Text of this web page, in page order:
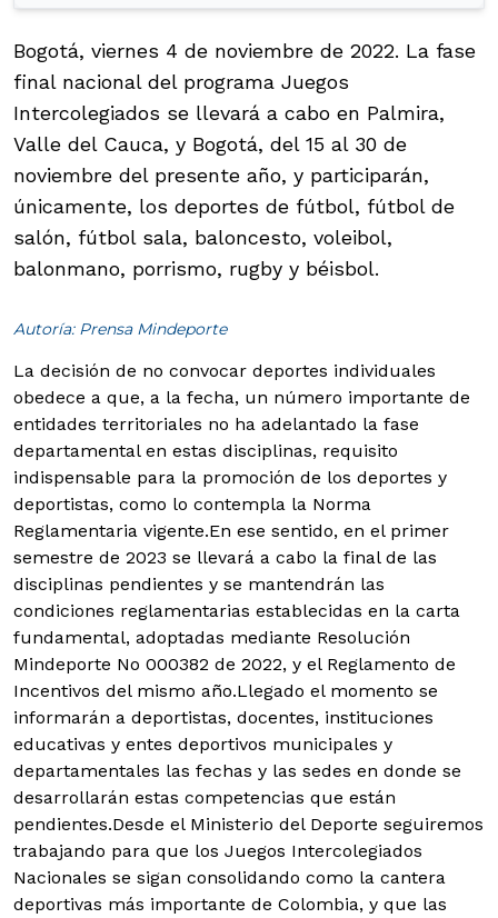
Bogotá, viernes 4 de noviembre de 2022. La fase
final nacional del programa Juegos
Intercolegiados se llevará a cabo en Palmira,
Valle del Cauca, y Bogotá, del 15 al 30 de
noviembre del presente año, y participarán,
únicamente, los deportes de fútbol, fútbol de
salón, fútbol sala, baloncesto, voleibol,
balonmano, porrismo, rugby y béisbol.
Autoría: Prensa Mindeporte
La decisión de no convocar deportes individuales
obedece a que, a la fecha, un número importante de
entidades territoriales no ha adelantado la fase
departamental en estas disciplinas, requisito
indispensable para la promoción de los deportes y
deportistas, como lo contempla la Norma
Reglamentaria vigente.En ese sentido, en el primer
semestre de 2023 se llevará a cabo la final de las
disciplinas pendientes y se mantendrán las
condiciones reglamentarias establecidas en la carta
fundamental, adoptadas mediante Resolución
Mindeporte No 000382 de 2022, y el Reglamento de
Incentivos del mismo año.Llegado el momento se
informarán a deportistas, docentes, instituciones
educativas y entes deportivos municipales y
departamentales las fechas y las sedes en donde se
desarrollarán estas competencias que están
pendientes.Desde el Ministerio del Deporte seguiremos
trabajando para que los Juegos Intercolegiados
Nacionales se sigan consolidando como la cantera
deportivas más importante de Colombia, y que las